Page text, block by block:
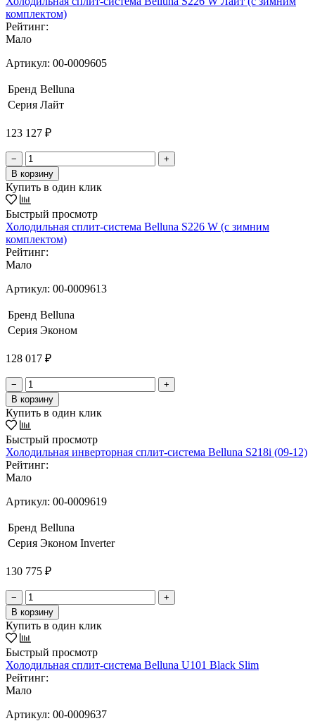
комплектом)
Рейтинг:
Мало
Артикул: 00-0009605
Бренд Belluna
Серия Лайт
123 127 ₽
−
+
В корзину
Купить в один клик
Быстрый просмотр
Холодильная сплит-система Belluna S226 W (с зимним
комплектом)
Рейтинг:
Мало
Артикул: 00-0009613
Бренд Belluna
Серия Эконом
128 017 ₽
−
+
В корзину
Купить в один клик
Быстрый просмотр
Холодильная инверторная сплит-система Belluna S218i (09-12)
Рейтинг:
Мало
Артикул: 00-0009619
Бренд Belluna
Серия Эконом Inverter
130 775 ₽
−
+
В корзину
Купить в один клик
Быстрый просмотр
Холодильная сплит-система Belluna U101 Black Slim
Рейтинг:
Мало
Артикул: 00-0009637